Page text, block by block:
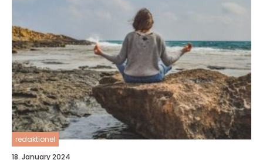
redaktionel
18. January 2024